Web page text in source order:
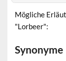
Mögliche
"Lorbeer":
Synonyme